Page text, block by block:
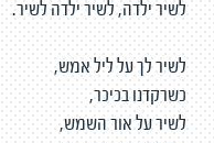
לשיר ילדה, לשיר ילדה לשיר.
לשיר לך על ליל אמש,
כשרקדנו בכיכר,
לשיר על אור השמש,